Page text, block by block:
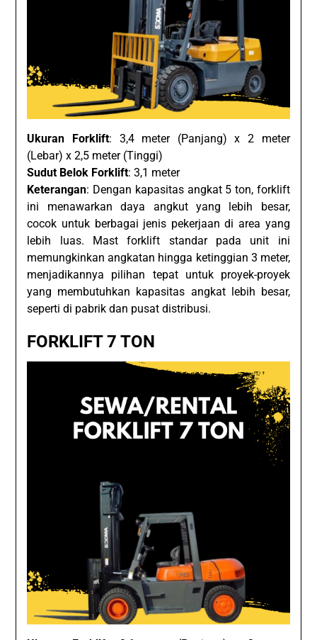
Ukuran Forklift: 3,4 meter (Panjang) x 2 meter
(Lebar) x 2,5 meter (Tinggi)
Sudut Belok Forklift: 3,1 meter
Keterangan: Dengan kapasitas angkat 5 ton, forklift
ini menawarkan daya angkut yang lebih besar,
cocok untuk berbagai jenis pekerjaan di area yang
lebih luas. Mast forklift standar pada unit ini
memungkinkan angkatan hingga ketinggian 3 meter,
menjadikannya pilihan tepat untuk proyek-proyek
yang membutuhkan kapasitas angkat lebih besar,
seperti di pabrik dan pusat distribusi.
FORKLIFT 7 TON